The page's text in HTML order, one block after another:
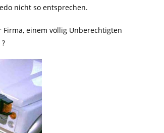
nicht so entsprechen.
einem völlig Unberechtigten